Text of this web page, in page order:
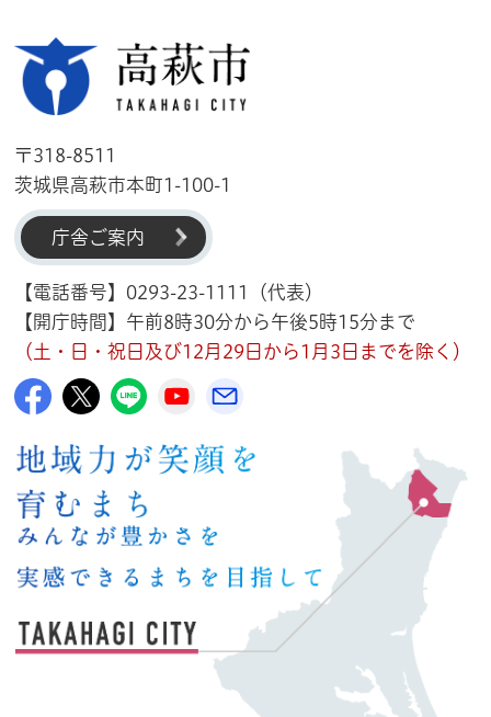
〒318-8511
茨城県高萩市本町1-100-1
庁舎ご案内
【電話番号】0293-23-1111（代表）
【開庁時間】午前8時30分から午後5時15分まで
（土・日・祝日及び12月29日から1月3日までを除く）
高萩市公式Facebook
高萩市公式X
高萩市公式LINE
高萩市YouTube公式チャンネル